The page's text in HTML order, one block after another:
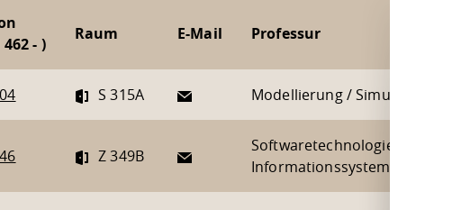
- )
Raum E-Mail Professur
S 315A Modellierung / Simulation
Z 349B
Softwaretechnologie /
Informationssysteme